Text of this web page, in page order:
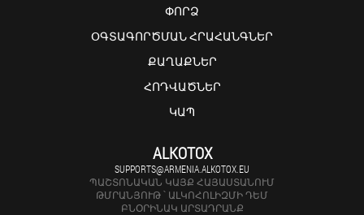
ՓՈՐՁ
ՕԳՏԱԳՈՐԾՄԱՆ ՀՐԱՀԱՆԳՆԵՐ
ՔԱՂԱՔՆԵՐ
ՀՈԴՎԱԾՆԵՐ
ԿԱՊ
ALKOTOX
SUPPORTS@ARMENIA.ALKOTOX.EU
ՊԱՇՏՈՆԱԿԱՆ ԿԱՅՔ ՀԱՅԱՍՏԱՆՈՒՄ
ԹՄՐԱՆՅՈՒԹ ՝ ԱԼԿՈՀՈԼԻԶՄԻ ԴԵՄ
ԲՆՕՐԻՆԱԿ ԱՐՏԱԴՐԱՆՔ